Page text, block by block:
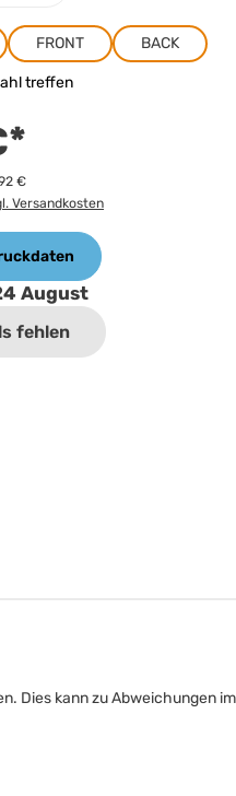
FRONT BACK
treffen
€
Versandkosten
August
fehlen
Dies kann zu Abweichungen